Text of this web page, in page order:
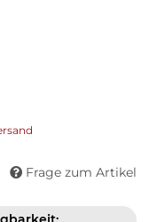
Frage zum Artikel